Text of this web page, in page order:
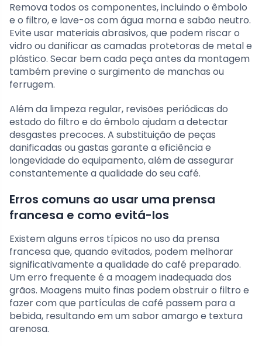
Remova todos os componentes, incluindo o êmbolo
e o filtro, e lave-os com água morna e sabão neutro.
Evite usar materiais abrasivos, que podem riscar o
vidro ou danificar as camadas protetoras de metal e
plástico. Secar bem cada peça antes da montagem
também previne o surgimento de manchas ou
ferrugem.
Além da limpeza regular, revisões periódicas do
estado do filtro e do êmbolo ajudam a detectar
desgastes precoces. A substituição de peças
danificadas ou gastas garante a eficiência e
longevidade do equipamento, além de assegurar
constantemente a qualidade do seu café.
Erros comuns ao usar uma prensa
francesa e como evitá-los
Existem alguns erros típicos no uso da prensa
francesa que, quando evitados, podem melhorar
significativamente a qualidade do café preparado.
Um erro frequente é a moagem inadequada dos
grãos. Moagens muito finas podem obstruir o filtro e
fazer com que partículas de café passem para a
bebida, resultando em um sabor amargo e textura
arenosa.